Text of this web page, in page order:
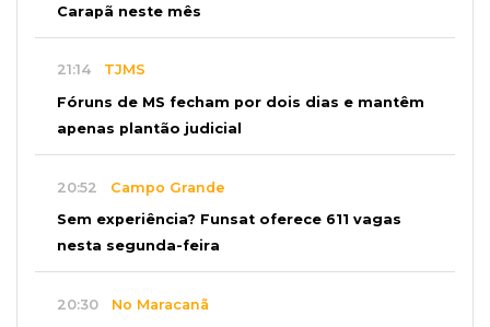
Carapã neste mês
21:14 TJMS
Fóruns de MS fecham por dois dias e mantêm
apenas plantão judicial
20:52 Campo Grande
Sem experiência? Funsat oferece 611 vagas
nesta segunda-feira
20:30 No Maracanã